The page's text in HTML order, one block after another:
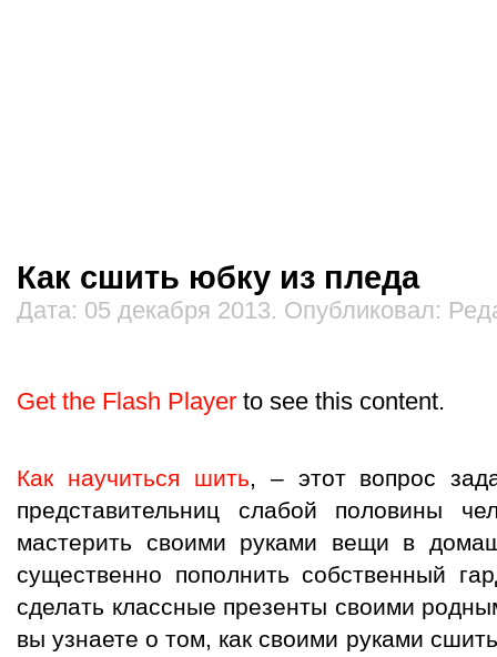
Как сшить юбку из пледа
Дата: 05 декабря 2013. Опубликовал:
Get the Flash Player to see this content.
Как научиться шить, – этот вопрос
представительниц слабой половины
мастерить своими руками вещи в
существенно пополнить собственный
сделать классные презенты своими
вы узнаете о том, как своими руками